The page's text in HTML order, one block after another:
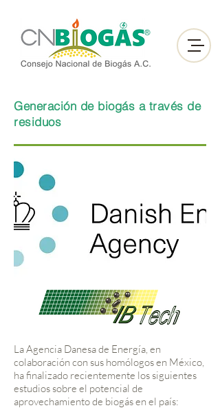
Generación de biogás a través de
residuos
La Agencia Danesa de Energía, en
colaboración con sus homólogos en México,
ha finalizado recientemente los siguientes
estudios sobre el potencial de
aprovechamiento de biogás en el país: